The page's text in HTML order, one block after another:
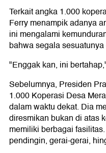
Terkait angka 1.000
Ferry menampik adanya
ini mengalami
bahwa segala
"Enggak kan, ini
Sebelumnya, Presiden
1.000 Koperasi Desa
dalam waktu dekat. Dia
diresmikan bukan di atas
memiliki berbagai
pendingin, gerai-gerai,